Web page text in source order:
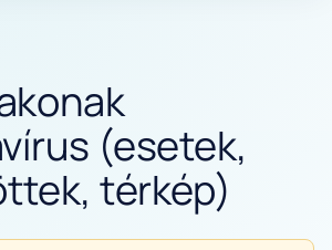
(esetek,
térkép)